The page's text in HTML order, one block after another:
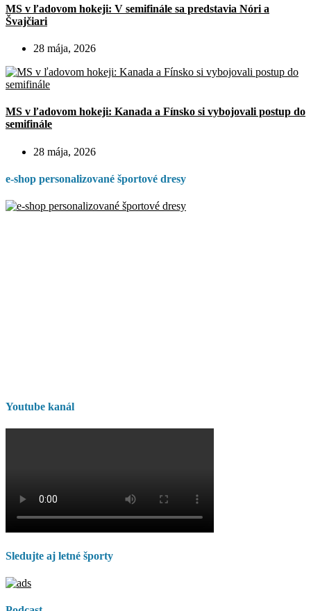
MS v ľadovom hokeji: V semifinále sa predstavia Nóri a
Švajčiari
28 mája, 2026
MS v ľadovom hokeji: Kanada a Fínsko si vybojovali postup do
semifinále
28 mája, 2026
e-shop personalizované športové dresy
Youtube kanál
Sledujte aj letné športy